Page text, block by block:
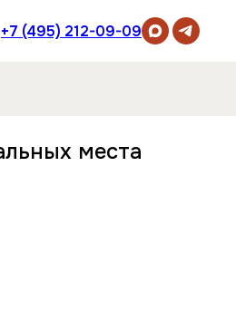
+7 (495) 212-09-09
места